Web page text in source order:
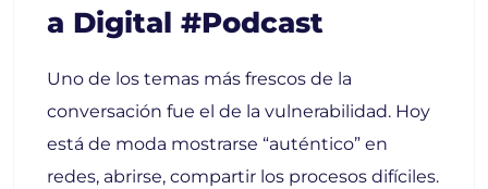
A Digital #podcast
Uno de los temas más frescos de la
conversación fue el de la vulnerabilidad. Hoy
está de moda mostrarse “auténtico” en
redes, abrirse, compartir los procesos difíciles.